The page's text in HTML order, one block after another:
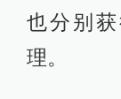
也分别
理。